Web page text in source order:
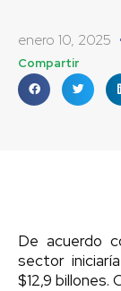
enero 10, 2025
Compartir
De acuerdo
sector
$12,9 billones.